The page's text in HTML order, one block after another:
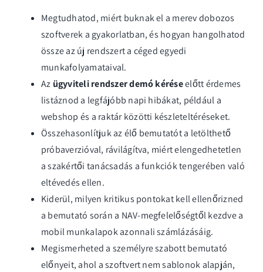
Megtudhatod, miért buknak el a merev dobozos
szoftverek a gyakorlatban, és hogyan hangolhatod
össze az új rendszert a céged egyedi
munkafolyamataival.
Az ügyviteli rendszer demó kéréseelőtt érdemes
listáznod a legfájóbb napi hibákat, például a
webshop és a raktár közötti készleteltéréseket.
Összehasonlítjuk az élő bemutatót a letölthető
próbaverzióval, rávilágítva, miért elengedhetetlen
a szakértői tanácsadás a funkciók tengerében való
eltévedés ellen.
Kiderül, milyen kritikus pontokat kell ellenőrizned
a bemutató során a NAV-megfelelőségtől kezdve a
mobil munkalapok azonnali számlázásáig.
Megismerheted a személyre szabott bemutató
előnyeit, ahol a szoftvert nem sablonok alapján,